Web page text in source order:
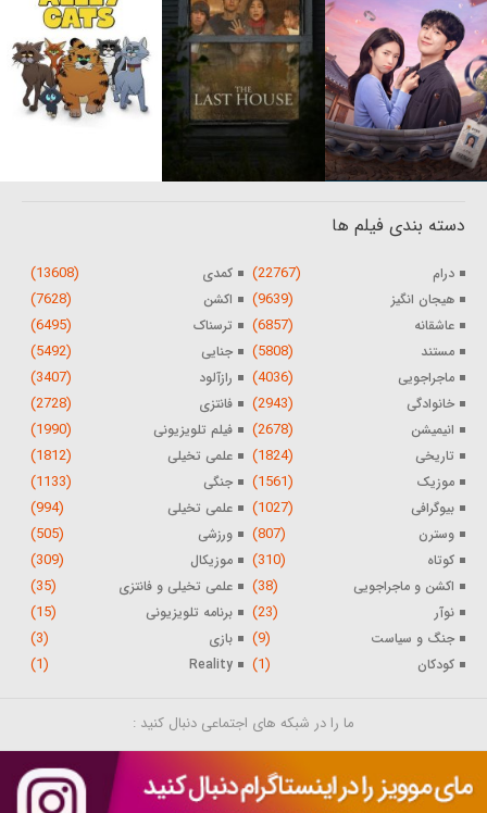
دسته بندی فیلم ها
درام (22767) کمدی (13608)
هیجان انگیز (9639) اکشن (7628)
عاشقانه (6857) ترسناک (6495)
مستند (5808) جنایی (5492)
ماجراجویی (4036) رازآلود (3407)
خانوادگی (2943) فانتزی (2728)
انیمیشن (2678) فیلم تلویزیونی (1990)
تاریخی (1824) علمی تخیلی (1812)
موزیک (1561) جنگی (1133)
بیوگرافی (1027) علمی تخیلی (994)
وسترن (807) ورزشی (505)
کوتاه (310) موزیکال (309)
اکشن و ماجراجویی (38) علمی تخیلی و فانتزی (35)
نوآر (23) برنامه تلویزیونی (15)
جنگ و سیاست (9) بازی (3)
کودکان (1)
Reality
(1)
ما را در شبکه های اجتماعی دنبال کنید :